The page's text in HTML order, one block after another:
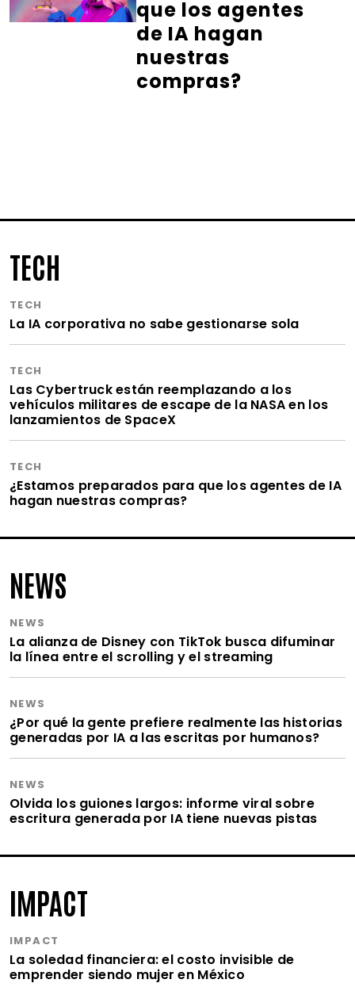
que los agentes
de IA hagan
nuestras
compras?
TECH
TECH
La IA corporativa no sabe gestionarse sola
TECH
Las Cybertruck están reemplazando a los
vehículos militares de escape de la NASA en los
lanzamientos de SpaceX
TECH
¿Estamos preparados para que los agentes de IA
hagan nuestras compras?
NEWS
NEWS
La alianza de Disney con TikTok busca difuminar
la línea entre el scrolling y el streaming
NEWS
¿Por qué la gente prefiere realmente las historias
generadas por IA a las escritas por humanos?
NEWS
Olvida los guiones largos: informe viral sobre
escritura generada por IA tiene nuevas pistas
IMPACT
IMPACT
La soledad financiera: el costo invisible de
emprender siendo mujer en México